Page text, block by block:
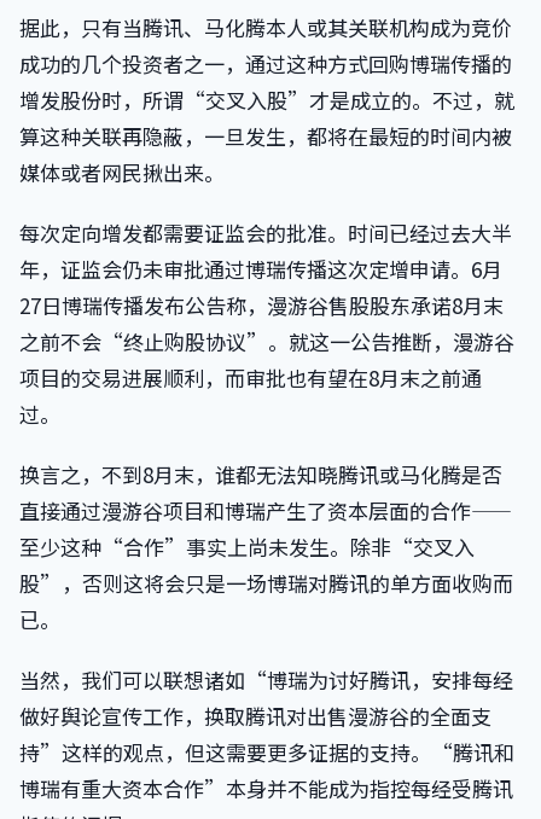
据此，只有当腾讯、马化腾本人或其关联机构成为竞价
成功的几个投资者之一，通过这种方式回购博瑞传播的
增发股份时，所谓“交叉入股”才是成立的。不过，就
算这种关联再隐蔽，一旦发生，都将在最短的时间内被
媒体或者网民揪出来。
每次定向增发都需要证监会的批准。时间已经过去大半
年，证监会仍未审批通过博瑞传播这次定增申请。6月
27日博瑞传播发布公告称，漫游谷售股股东承诺8月末
之前不会“终止购股协议”。就这一公告推断，漫游谷
项目的交易进展顺利，而审批也有望在8月末之前通
过。
换言之，不到8月末，谁都无法知晓腾讯或马化腾是否
直接通过漫游谷项目和博瑞产生了资本层面的合作——
至少这种“合作”事实上尚未发生。除非“交叉入
股”，否则这将会只是一场博瑞对腾讯的单方面收购而
已。
当然，我们可以联想诸如“博瑞为讨好腾讯，安排每经
做好舆论宣传工作，换取腾讯对出售漫游谷的全面支
持”这样的观点，但这需要更多证据的支持。“腾讯和
博瑞有重大资本合作”本身并不能成为指控每经受腾讯